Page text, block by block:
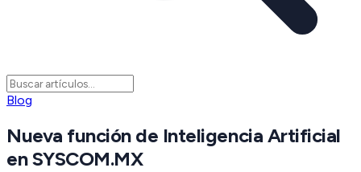
Blog
Nueva función de Inteligencia Artificial
en SYSCOM.MX